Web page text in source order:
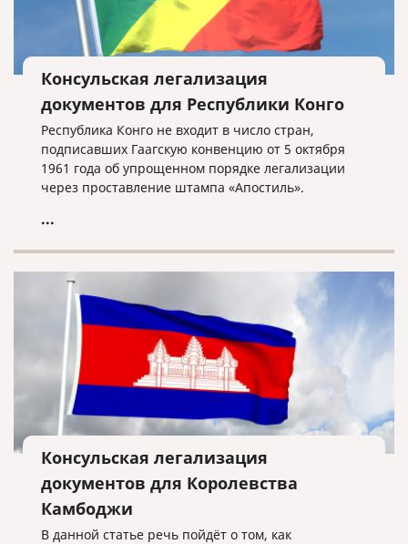
Консульская легализация
документов для Республики Конго
Республика Конго не входит в число стран,
подписавших Гаагскую конвенцию от 5 октября
1961 года об упрощенном порядке легализации
через проставление штампа «Апостиль».
...
Консульская легализация
документов для Королевства
Камбоджи
В данной статье речь пойдёт о том, как